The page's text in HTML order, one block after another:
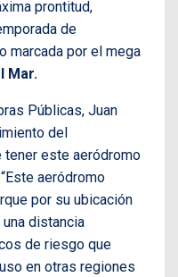
prontitud,
de
marcada por el mega
Mar.
Públicas, Juan
del
tener este aeródromo
aeródromo
por su ubicación
distancia
de riesgo que
en otras regiones